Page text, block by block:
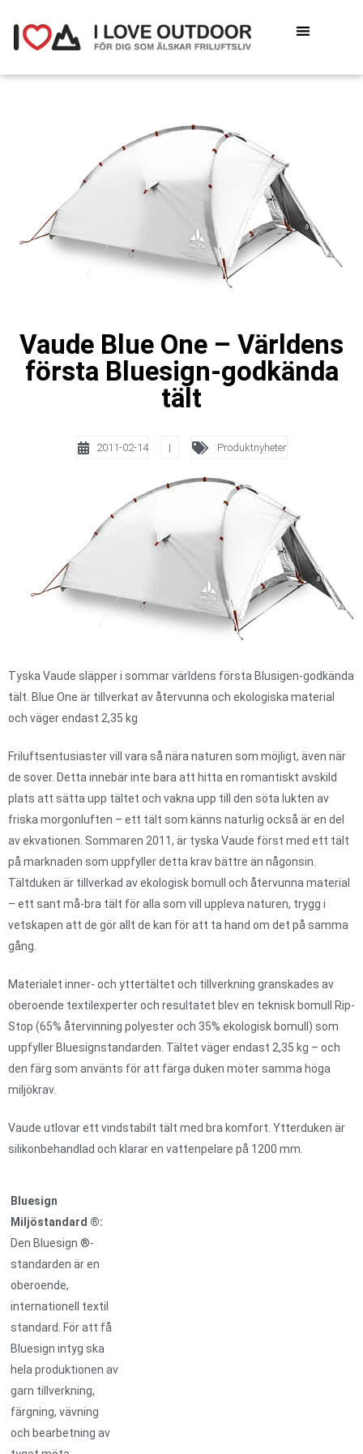
Vaude Blue One – Världens
första Bluesign-godkända
tält
2011-02-14 | Produktnyheter
Tyska Vaude släpper i sommar världens första Blusigen-godkända
tält. Blue One är tillverkat av återvunna och ekologiska material
och väger endast 2,35 kg
Friluftsentusiaster vill vara så nära naturen som möjligt, även när
de sover. Detta innebär inte bara att hitta en romantiskt avskild
plats att sätta upp tältet och vakna upp till den söta lukten av
friska morgonluften – ett tält som känns naturlig också är en del
av ekvationen. Sommaren 2011, är tyska Vaude först med ett tält
på marknaden som uppfyller detta krav bättre än någonsin.
Tältduken är tillverkad av ekologisk bomull och återvunna material
– ett sant må-bra tält för alla som vill uppleva naturen, trygg i
vetskapen att de gör allt de kan för att ta hand om det på samma
gång.
Materialet inner- och yttertältet och tillverkning granskades av
oberoende textilexperter och resultatet blev en teknisk bomull Rip-
Stop (65% återvinning polyester och 35% ekologisk bomull) som
uppfyller Bluesignstandarden. Tältet väger endast 2,35 kg – och
den färg som använts för att färga duken möter samma höga
miljökrav.
Vaude utlovar ett vindstabilt tält med bra komfort. Ytterduken är
silikonbehandlad och klarar en vattenpelare på 1200 mm.
Bluesign
Miljöstandard ®:
Den Bluesign ®-
standarden är en
oberoende,
internationell textil
standard. För att få
Bluesign intyg ska
hela produktionen av
garn tillverkning,
färgning, vävning
och bearbetning av